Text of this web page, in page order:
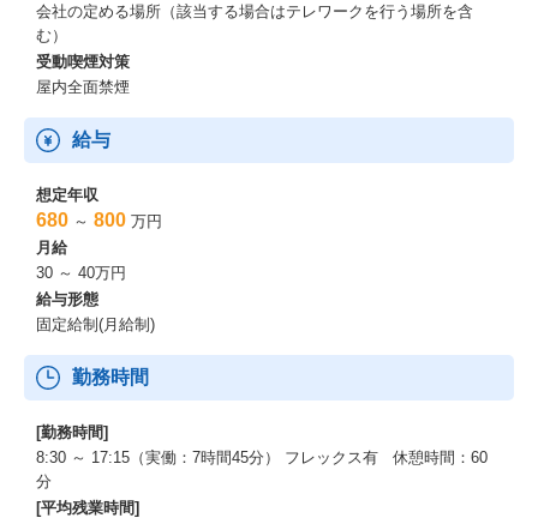
会社の定める場所（該当する場合はテレワークを行う場所を含
む）
受動喫煙対策
屋内全面禁煙
給与
想定年収
680 ～ 800 万円
月給
30 ～ 40万円
給与形態
固定給制(月給制)
勤務時間
[勤務時間]
8:30 ～ 17:15（実働：7時間45分） フレックス有 休憩時間：60
分
[平均残業時間]